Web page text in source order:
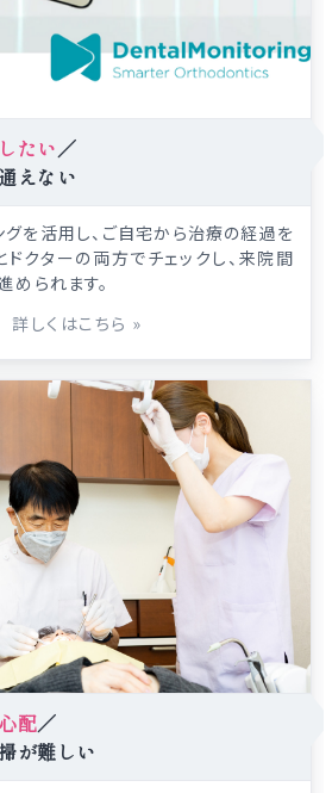
たい／
えない
グを活用し、ご自宅から治療の経過を
ドクターの両方でチェックし、来院間
められます。
詳しくはこちら »
配／
が難しい